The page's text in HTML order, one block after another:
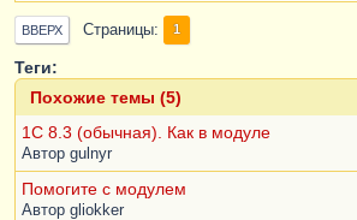
ВВЕРХ Страницы 1
Теги:
Похожие темы (5)
1C 8.3 (обычная). Как в модуле
Автор gulnyr
Помогите с модулем
Автор gliokker